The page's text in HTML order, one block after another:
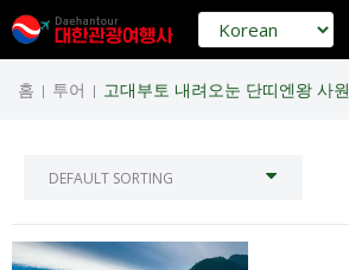
홈 | 투어 | 고대부토 내려오눈 단띠엔왕 사원